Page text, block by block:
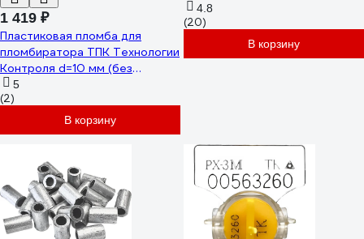
1 419 ₽
Пластиковая пломба для
пломбиратора ТПК Технологии
Контроля d=10 мм (без
металлической вставки) 1кг
24245
5
(2)
В корзину
1602СТ 619334
4.8
(20)
В корзину